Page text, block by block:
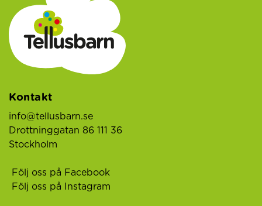
Kontakt
info@tellusbarn.se
Drottninggatan 86 111 36
Stockholm
Följ oss på Facebook
Följ oss på Instagram